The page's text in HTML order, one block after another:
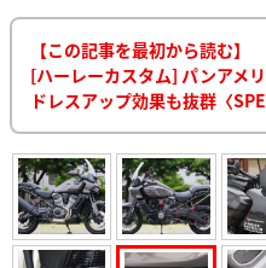
【この記事を最初から読む】
[ハーレーカスタム] パンアメ
ドレスアップ効果も抜群〈